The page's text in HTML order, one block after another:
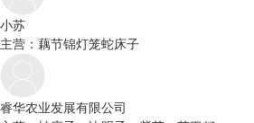
小苏
主营：藕节锦灯笼蛇床子
睿华农业发展有限公司